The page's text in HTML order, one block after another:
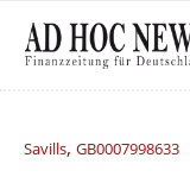
Savills, GB0007998633